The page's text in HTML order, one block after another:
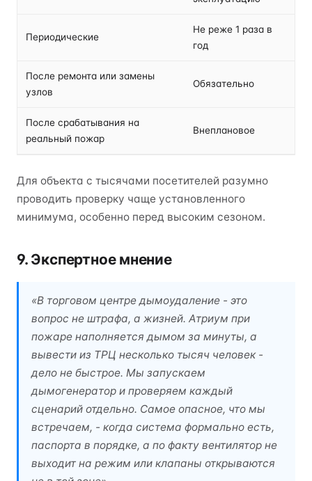
Периодические
Не реже 1 раза в
год
После ремонта или замены
узлов
Обязательно
После срабатывания на
реальный пожар
Внеплановое
Для объекта с тысячами посетителей разумно
проводить проверку чаще установленного
минимума, особенно перед высоким сезоном.
9. Экспертное мнение
«В торговом центре дымоудаление - это
вопрос не штрафа, а жизней. Атриум при
пожаре наполняется дымом за минуты, а
вывести из ТРЦ несколько тысяч человек -
дело не быстрое. Мы запускаем
дымогенератор и проверяем каждый
сценарий отдельно. Самое опасное, что мы
встречаем, - когда система формально есть,
паспорта в порядке, а по факту вентилятор не
выходит на режим или клапаны открываются